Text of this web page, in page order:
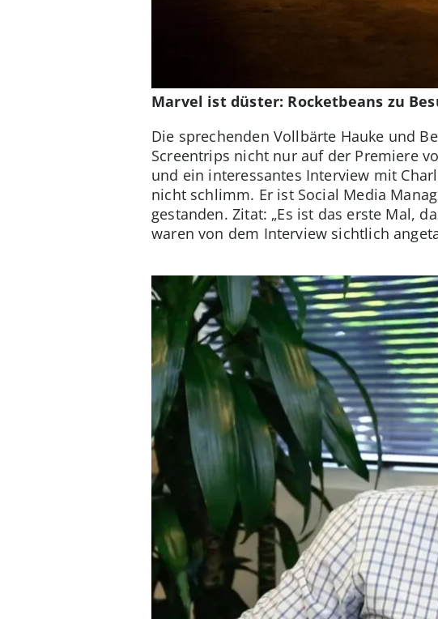
Marvel ist düster: Rocketbeans zu
Die sprechenden Vollbärte Hauke und
Screentrips nicht nur auf der Premiere
und ein interessantes Interview mit
nicht schlimm. Er ist Social Media
gestanden. Zitat: „Es ist das erste Mal,
waren von dem Interview sichtlich